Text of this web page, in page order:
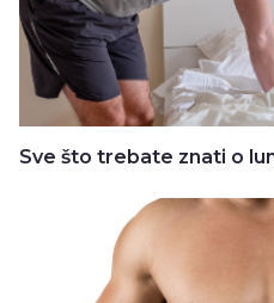
Sve što trebate znati o